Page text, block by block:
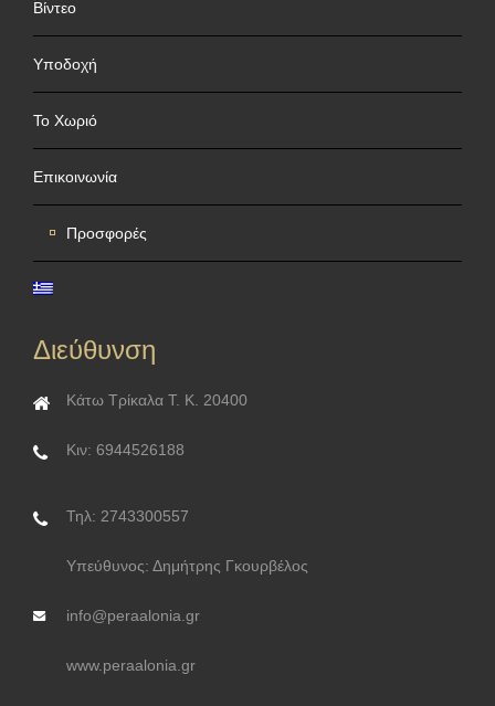
Βίντεο
Υποδοχή
Το Χωριό
Επικοινωνία
Προσφορές
Διεύθυνση
Κάτω Τρίκαλα Τ. Κ. 20400
Κιν: 6944526188
Τηλ: 2743300557
Υπεύθυνος: Δημήτρης Γκουρβέλος
info@peraalonia.gr
www.peraalonia.gr